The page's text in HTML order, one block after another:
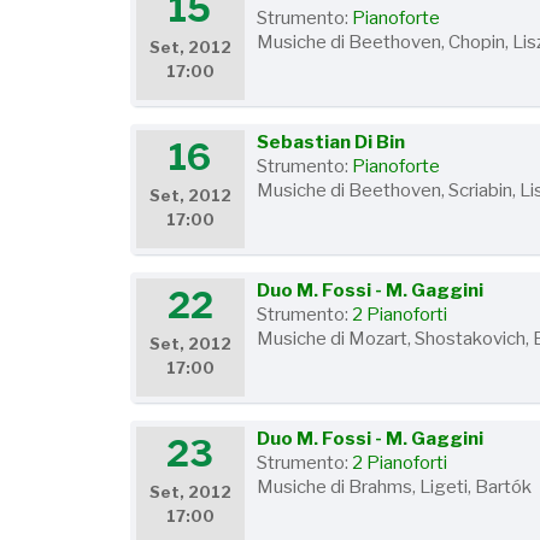
Set, 2012
17:00
Strumento: Pianoforte
Musiche di Beethoven, Chopin,
16
Set, 2012
17:00
Sebastian Di Bin
Strumento: Pianoforte
Musiche di Beethoven, Scriabin,
22
Set, 2012
17:00
Duo M. Fossi - M. Gaggini
Strumento: 2 Pianoforti
Musiche di Mozart, Shostakovich,
23
Set, 2012
17:00
Duo M. Fossi - M. Gaggini
Strumento: 2 Pianoforti
Musiche di Brahms, Ligeti, Bartók